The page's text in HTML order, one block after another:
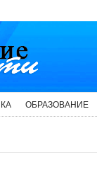
ОБРАЗОВАНИЕ